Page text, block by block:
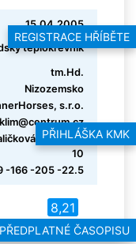
REGISTRACE HŘÍBĚTE
PŘIHLÁŠKA KMK
PŘEDPLATNÉ ČASOPISU
15.04.2005
teplokrevník
tm.Hd.
Nizozemsko
s.r.o.
724 10 11
10
-166 -205 -22.5
8,21